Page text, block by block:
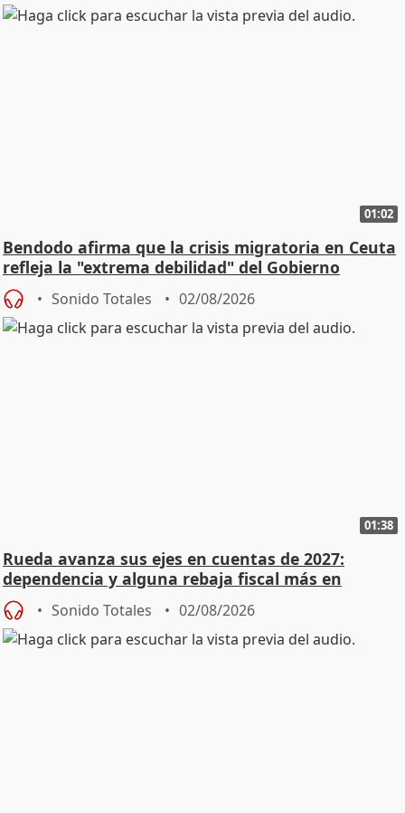
01:02
Bendodo afirma que la crisis migratoria en Ceuta
refleja la "extrema debilidad" del Gobierno
Sonido Totales 02/08/2026
01:38
Rueda avanza sus ejes en cuentas de 2027:
dependencia y alguna rebaja fiscal más en
vivienda
Sonido Totales 02/08/2026